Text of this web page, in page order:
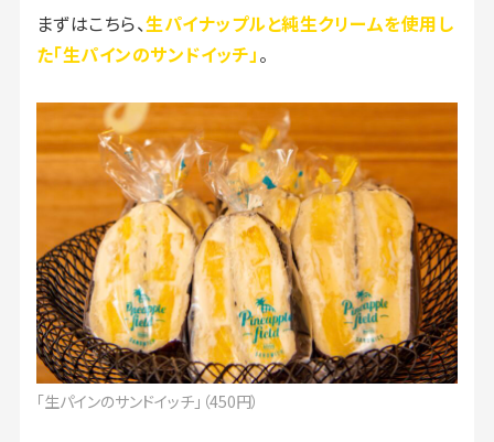
まずはこちら、生パイナップルと純生クリームを使用し
た「生パインのサンドイッチ」。
「生パインのサンドイッチ」（450円）